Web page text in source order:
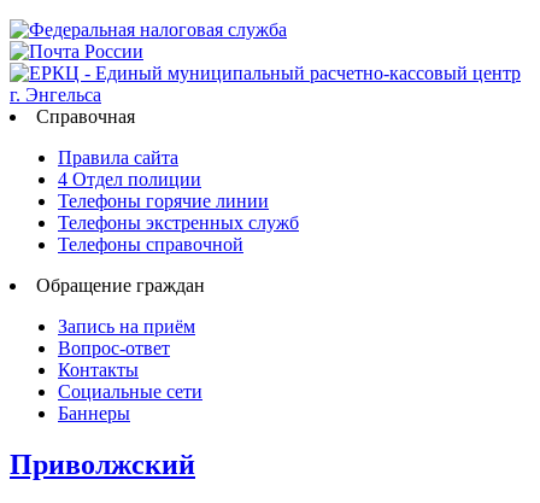
Справочная
Правила сайта
4 Отдел полиции
Телефоны горячие линии
Телефоны экстренных служб
Телефоны справочной
Обращение граждан
Запись на приём
Вопрос-ответ
Контакты
Социальные сети
Баннеры
Приволжский